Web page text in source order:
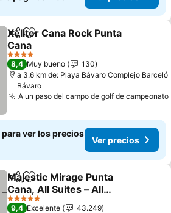
CompartirAñadir a favoritos
Xeliter Cana Rock Punta
Cana
4 Estrellas
8,4 Muy bueno
130
a 3.6 km de: Playa Bávaro Complejo Barceló
Bávaro
A un paso del campo de golf de campeonato
ver los precios
Ver precios
CompartirAñadir a favoritos
Majestic Mirage Punta
Cana, All Suites – All
Inclusive
5 Estrellas
9,4 Excelente
43.249